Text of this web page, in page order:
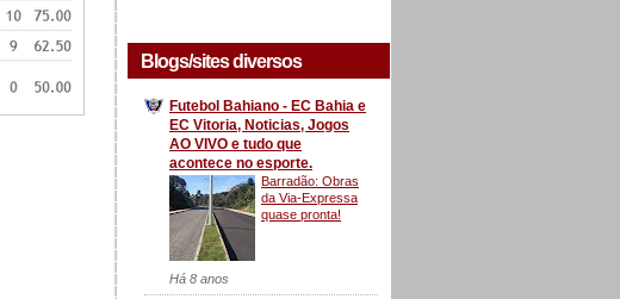
Blogs/sites diversos
Futebol Bahiano - EC Bahia e
EC Vitoria, Noticias, Jogos
AO VIVO e tudo que
acontece no esporte.
Barradão: Obras
da Via-Expressa
quase pronta!
Há 8 anos